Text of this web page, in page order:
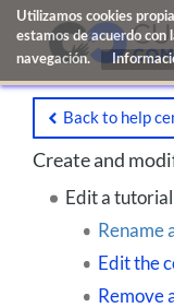
Utilizamos cookies
estamos de acuerdo con
navegación.
Back to help
Create and
Edit a tutorial
Rename
Edit the
Remove